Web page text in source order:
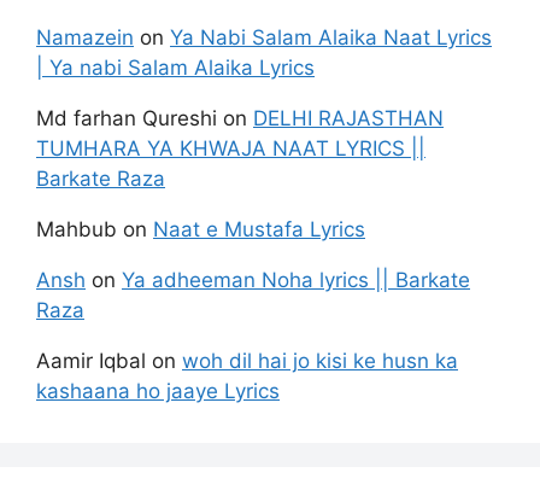
Namazein on Ya Nabi Salam Alaika Naat Lyrics
| Ya nabi Salam Alaika Lyrics
Md farhan Qureshi on DELHI RAJASTHAN
TUMHARA YA KHWAJA NAAT LYRICS ||
Barkate Raza
Mahbub on Naat e Mustafa Lyrics
Ansh on Ya adheeman Noha lyrics || Barkate
Raza
Aamir Iqbal on woh dil hai jo kisi ke husn ka
kashaana ho jaaye Lyrics